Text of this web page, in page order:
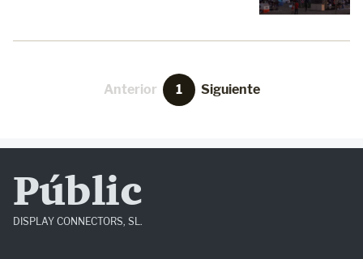
Anterior 1 Siguiente
Públic
DISPLAY CONNECTORS, SL.